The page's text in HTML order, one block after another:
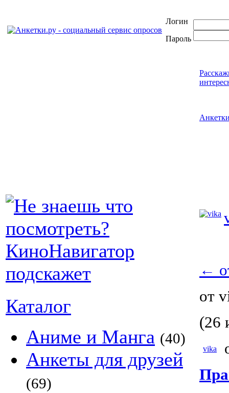
Логин
Пароль
Каталог
Аниме и Манга (40)
Анкеты для друзей
(69)
←
от
(26
vika